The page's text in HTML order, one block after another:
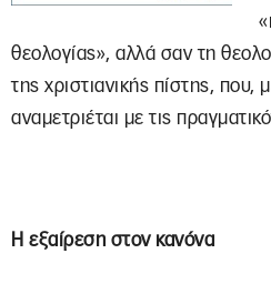
θεολογίας», αλλά σαν τη
της χριστιανικής πίστης, που,
αναμετριέται με τις
Η εξαίρεση στον κανόνα